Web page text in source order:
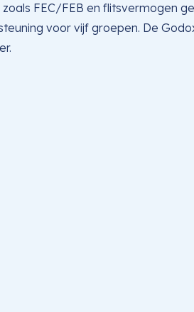
FEC/FEB en flitsvermogen
voor vijf groepen. De